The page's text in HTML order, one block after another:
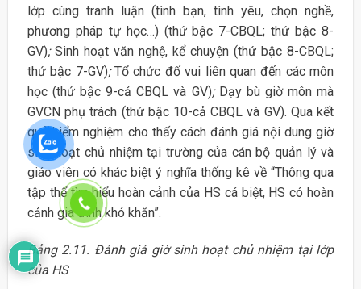
lớp cùng tranh luận (tình bạn, tình yêu, chọn nghề,
phương pháp tự học…) (thứ bậc 7-CBQL; thứ bậc 8-
GV);Sinh hoạt văn nghệ, kể chuyện (thứ bậc 8-CBQL;
thứ bậc 7-GV);Tổ chức đố vui liên quan đến các môn
học (thứ bậc 9-cả CBQL và GV);Dạy bù giờ môn mà
GVCN phụ trách (thứ bậc 10-cả CBQL và GV). Qua kết
quả kiểm nghiệm cho thấy cách đánh giá nội dung giờ
sinh hoạt chủ nhiệm tại trường của cán bộ quản lý và
giáo viên có khác biệt ý nghĩa thống kê về “Thông qua
tập thể tìm hiểu hoàn cảnh của HS cá biệt, HS có hoàn
cảnh gia đình khó khăn”.
Bảng 2.11. Đánh giá giờ sinh hoạt chủ nhiệm tại lớp
của HS